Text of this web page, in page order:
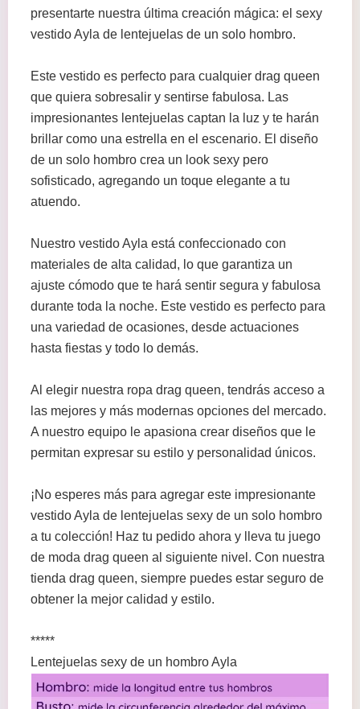
presentarte nuestra última creación mágica: el sexy
vestido Ayla de lentejuelas de un solo hombro.
Este vestido es perfecto para cualquier drag queen
que quiera sobresalir y sentirse fabulosa. Las
impresionantes lentejuelas captan la luz y te harán
brillar como una estrella en el escenario. El diseño
de un solo hombro crea un look sexy pero
sofisticado, agregando un toque elegante a tu
atuendo.
Nuestro vestido Ayla está confeccionado con
materiales de alta calidad, lo que garantiza un
ajuste cómodo que te hará sentir segura y fabulosa
durante toda la noche. Este vestido es perfecto para
una variedad de ocasiones, desde actuaciones
hasta fiestas y todo lo demás.
Al elegir nuestra ropa drag queen, tendrás acceso a
las mejores y más modernas opciones del mercado.
A nuestro equipo le apasiona crear diseños que le
permitan expresar su estilo y personalidad únicos.
¡No esperes más para agregar este impresionante
vestido Ayla de lentejuelas sexy de un solo hombro
a tu colección! Haz tu pedido ahora y lleva tu juego
de moda drag queen al siguiente nivel. Con nuestra
tienda drag queen, siempre puedes estar seguro de
obtener la mejor calidad y estilo.
*****
Lentejuelas sexy de un hombro Ayla